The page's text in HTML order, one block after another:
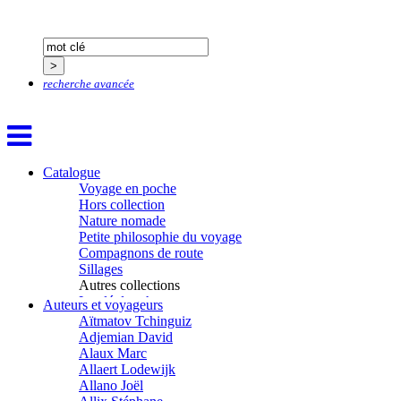
recherche avancée
Catalogue
Voyage en poche
Hors collection
Nature nomade
Petite philosophie du voyage
Compagnons de route
Sillages
Autres collections
La clé des champs
Chemins d’étoiles
Visions
Auteurs et voyageurs
Aïtmatov Tchinguiz
Adjemian David
Alaux Marc
Allaert Lodewijk
Allano Joël